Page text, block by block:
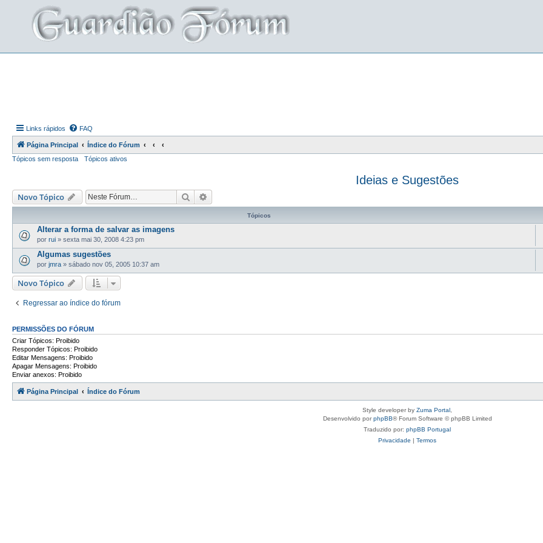
Links rápidos FAQ
Página Principal
Índice do Fórum
Tópicos sem resposta
Tópicos ativos
Ideias e Sugestões
Novo Tópico Pesquisar
Tópicos
Alterar a forma de salvar as imagens
por rui » sexta mai 30, 2008 4:23 pm
Algumas sugestões
por jmra » sábado nov 05, 2005 10:37 am
Novo Tópico
Regressar ao índice do fórum
PERMISSÕES DO FÓRUM
Criar Tópicos: Proibido
Responder Tópicos: Proibido
Editar Mensagens: Proibido
Apagar Mensagens: Proibido
Enviar anexos: Proibido
Página Principal Índice do Fórum
Style developer by Zuma Portal
Desenvolvido porphpBB® Forum Software © phpBB Limited
Traduzido por: phpBB Portugal
Privacidade | Termos